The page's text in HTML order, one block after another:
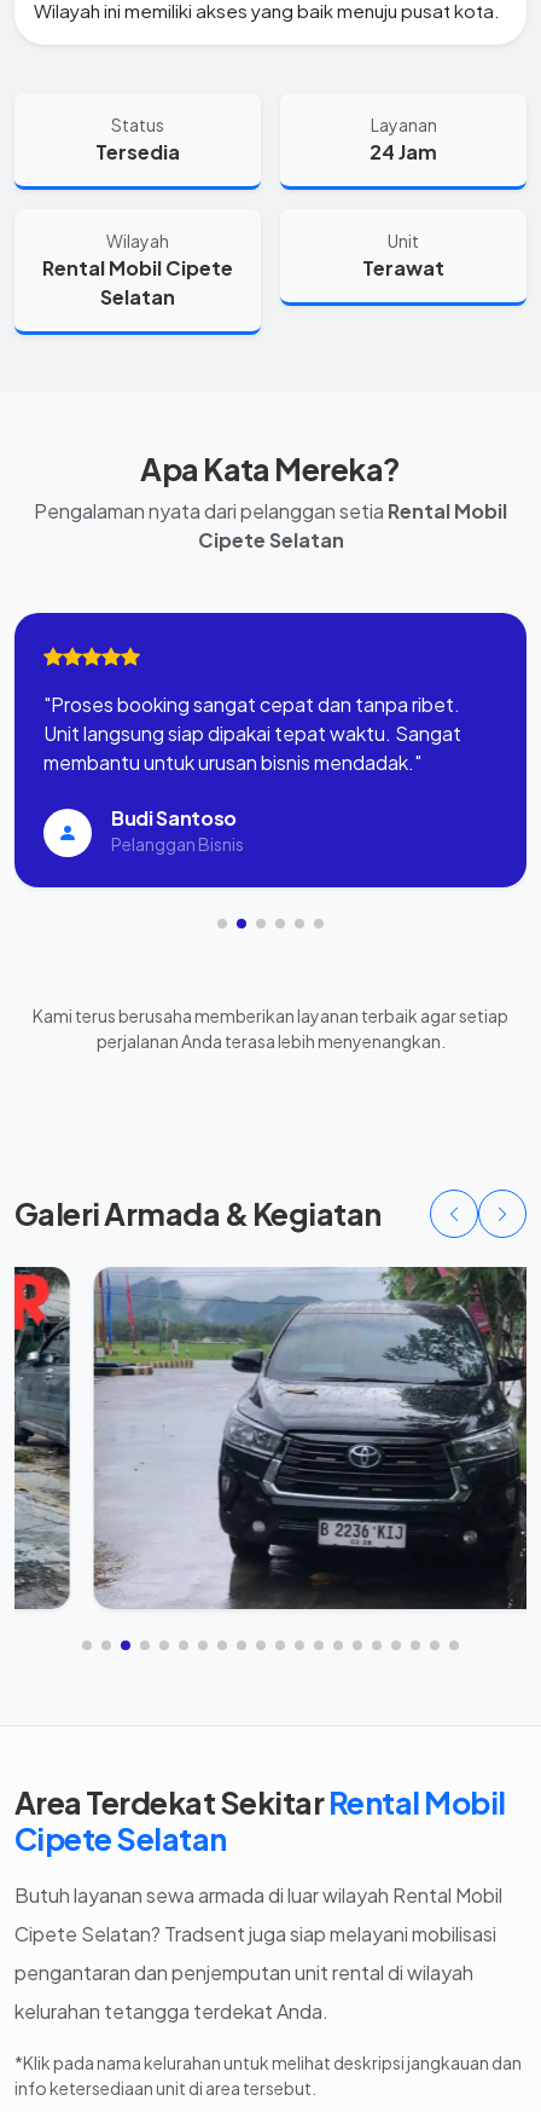
Wilayah ini memiliki akses yang baik menuju pusat kota.
Status
Tersedia
Layanan
24 Jam
Wilayah
Rental Mobil Cipete
Selatan
Unit
Terawat
Apa Kata Mereka?
Pengalaman nyata dari pelanggan setia Rental Mobil
Cipete Selatan
"Proses booking sangat cepat dan tanpa ribet.
Unit langsung siap dipakai tepat waktu. Sangat
membantu untuk urusan bisnis mendadak."
Budi Santoso
Pelanggan Bisnis
Kami terus berusaha memberikan layanan terbaik agar setiap
perjalanan Anda terasa lebih menyenangkan.
Galeri Armada & Kegiatan
Area Terdekat SekitarRental Mobil
Cipete Selatan
Butuh layanan sewa armada di luar wilayah Rental Mobil
Cipete Selatan? Tradsent juga siap melayani mobilisasi
pengantaran dan penjemputan unit rental di wilayah
kelurahan tetangga terdekat Anda.
*Klik pada nama kelurahan untuk melihat deskripsi jangkauan dan
info ketersediaan unit di area tersebut.